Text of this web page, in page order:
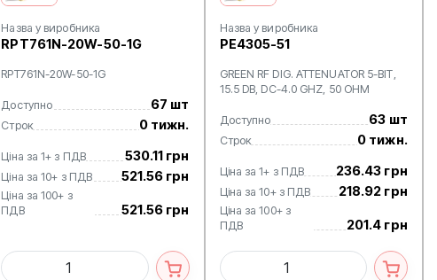
Назва у виробника
RPT761N-20W-50-1G
RPT761N-20W-50-1G
Доступно 67 шт
Строк 0 тижн.
Ціна за 1+ з ПДВ 530.11 грн
Ціна за 10+ з ПДВ 521.56 грн
Ціна за 100+ з
ПДВ
521.56 грн
Назва у виробника
PE4305-51
GREEN RF DIG. ATTENUATOR 5-BIT,
15.5 DB, DC-4.0 GHZ, 50 OHM
Доступно 63 шт
Строк 0 тижн.
Ціна за 1+ з ПДВ 236.43 грн
Ціна за 10+ з ПДВ 218.92 грн
Ціна за 100+ з
ПДВ
201.4 грн